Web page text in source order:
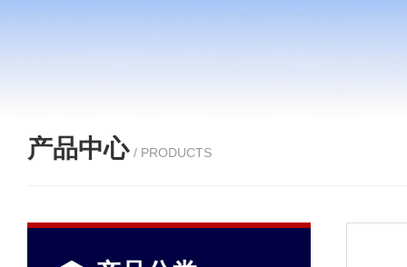
产品中心 / PRODUCTS